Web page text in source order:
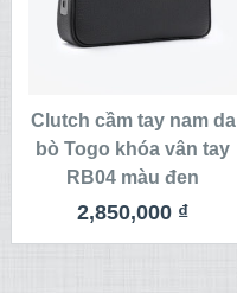
Clutch cầm tay nam da
bò Togo khóa vân tay
RB04 màu đen
2,850,000 ₫